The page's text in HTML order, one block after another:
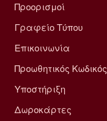
Προορισμοί
Γραφείο Τύπου
Επικοινωνία
Προωθητικός Κωδικός
Υποστήριξη
Δωροκάρτες